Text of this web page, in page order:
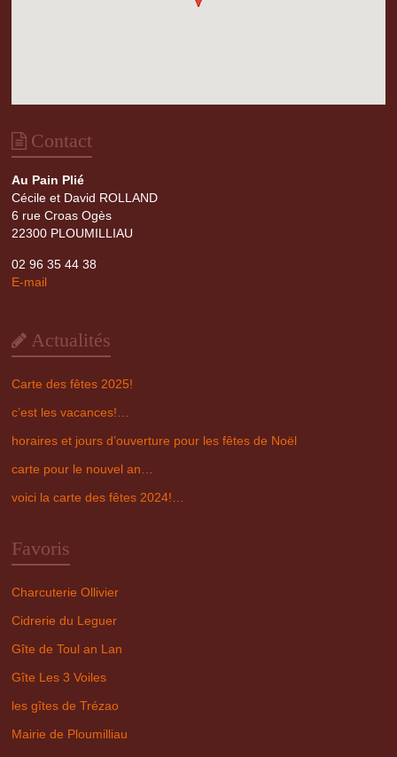
Contact
Au Pain Plié
Cécile et David ROLLAND
6 rue Croas Ogès
22300 PLOUMILLIAU
02 96 35 44 38
E-mail
Actualités
Carte des fêtes 2025!
c’est les vacances!…
horaires et jours d’ouverture pour les fêtes de Noël
carte pour le nouvel an…
voici la carte des fêtes 2024!…
Favoris
Charcuterie Ollivier
Cidrerie du Leguer
Gîte de Toul an Lan
Gîte Les 3 Voiles
les gîtes de Trézao
Mairie de Ploumilliau